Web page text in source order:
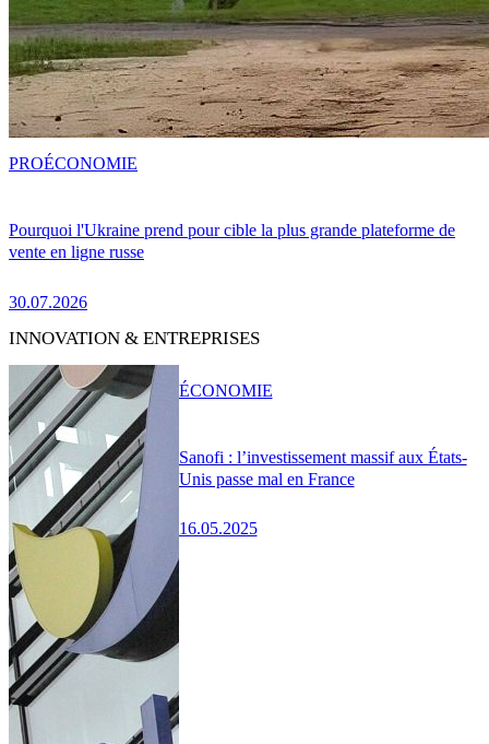
Pourquoi l'Ukraine prend pour cible la plus grande plateforme de
vente en ligne russe
30.07.2026
PROÉCONOMIE
INNOVATION & ENTREPRISES
Sanofi : l’investissement massif aux États-
Unis passe mal en France
16.05.2025
ÉCONOMIE